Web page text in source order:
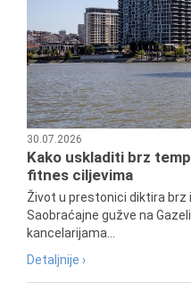
30.07.2026
Kako uskladiti brz
fitnes ciljevima
Život u prestonici diktira brz
Saobraćajne gužve na
kancelarijama...
Detaljnije ›